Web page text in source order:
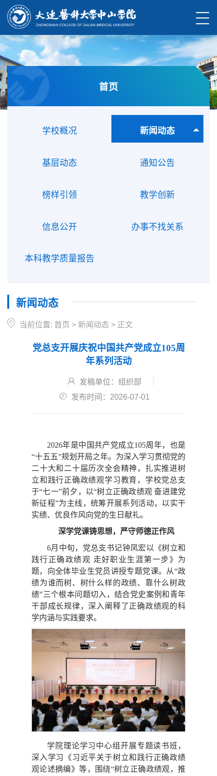
首页
学校概况 新闻动态
基层动态 通知公告
榜样引领 教学创新
信息公开 办事不找关系
本科教学质量报告
新闻动态
当前位置: 首页 >新闻动态 > 正文
党总支开展庆祝中国共产党成立105周
年系列活动
发稿单位：组织部
发布时间：2026-07-01
2026年是中国共产党成立105周年，也是
“十五五”规划开局之年。为深入学习贯彻党的
二十大和二十届历次全会精神，扎实推进树
立和践行正确政绩观学习教育，学校党总支
于“七一”前夕，以“树立正确政绩观 奋进建党
新征程”为主线，统筹开展系列活动，以实干
实绩、优良作风向党的生日献礼。
深学党课铸思想，严守师德正作风
6月中旬，党总支书记钟凤宏以《树立和
践行正确政绩观 走好职业生涯第一步》为
题，向全体毕业生党员讲授专题党课。从“政
绩为谁而树、树什么样的政绩、靠什么树政
绩”三个根本问题切入，结合党史案例和青年
干部成长规律，深入阐释了正确政绩观的科
学内涵与实践要求。
学院理论学习中心组开展专题读书班，
深入学习《习近平关于树立和践行正确政绩
观论述摘编》等，围绕“树立正确政绩观，推